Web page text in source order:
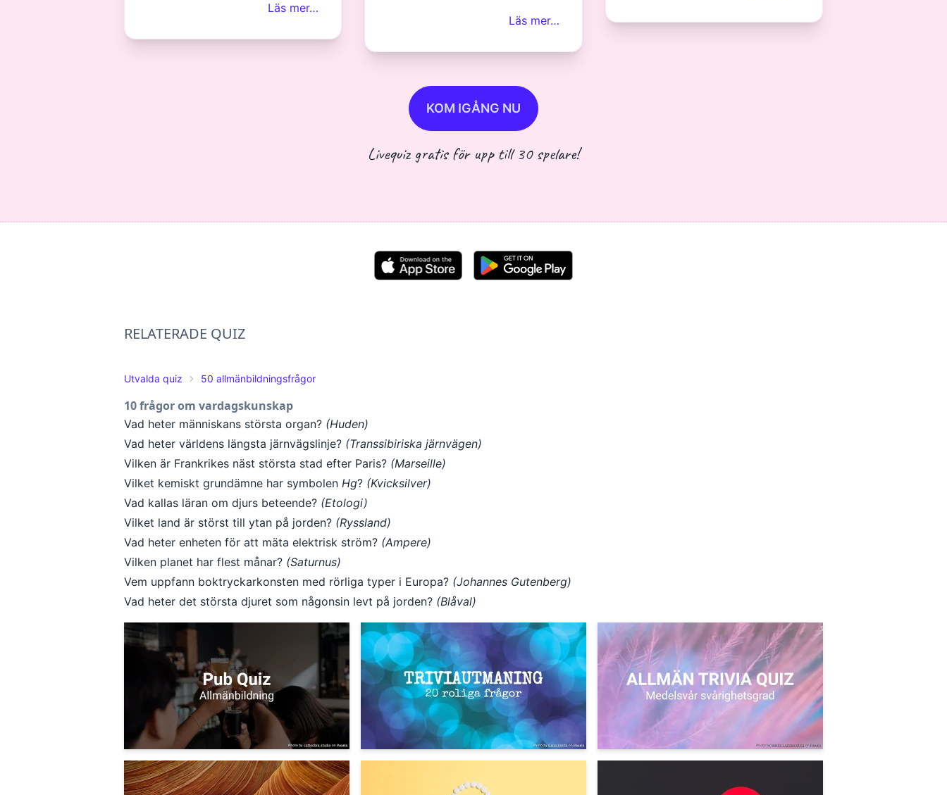
Läs mer…
Läs mer…
KOM IGÅNG NU
Livequiz gratis för upp till 30 spelare!
RELATERADE QUIZ
Utvalda quiz 50 allmänbildningsfrågor
10 frågor om vardagskunskap
Vad heter människans största organ? (Huden)
Vad heter världens längsta järnvägslinje? (Transsibiriska järnvägen)
Vilken är Frankrikes näst största stad efter Paris? (Marseille)
Vilket kemiskt grundämne har symbolen Hg? (Kvicksilver)
Vad kallas läran om djurs beteende? (Etologi)
Vilket land är störst till ytan på jorden? (Ryssland)
Vad heter enheten för att mäta elektrisk ström? (Ampere)
Vilken planet har flest månar? (Saturnus)
Vem uppfann boktryckarkonsten med rörliga typer i Europa? (Johannes Gutenberg)
Vad heter det största djuret som någonsin levt på jorden? (Blåval)